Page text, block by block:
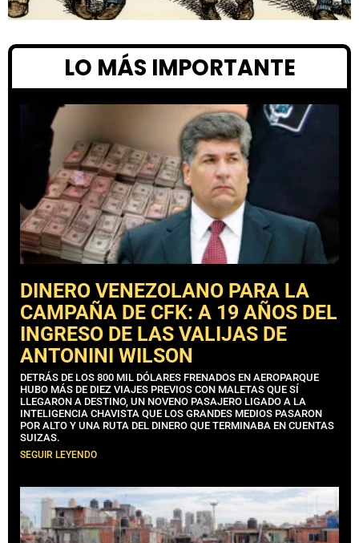
LO MÁS IMPORTANTE
DINERO VENEZOLANO PARA LA
CAMPAÑA DE CFK: A 19 AÑOS DEL
INGRESO DE LAS VALIJAS DE
ANTONINI WILSON
DETRÁS DE LOS 800 MIL DÓLARES FRENADOS EN AEROPARQUE
HUBO MÁS DE DIEZ VIAJES PREVIOS CON MALETAS QUE SÍ
LLEGARON A DESTINO, UN NOVENO PASAJERO LIGADO A LA
INTELIGENCIA CHAVISTA QUE LOS GRANDES MEDIOS PASARON
POR ALTO Y UNA RUTA DEL DINERO QUE TERMINABA EN CUENTAS
SUIZAS.
SEGUIR LEYENDO